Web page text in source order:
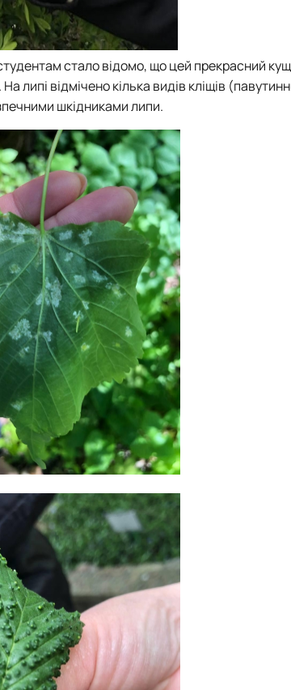
стало відомо, що цей прекрасний
липі відмічено кілька видів кліщів
шкідниками липи.